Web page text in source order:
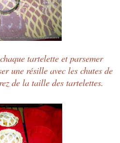
tartelette et parsemer
une résille avec les chutes de
de la taille des tartelettes.